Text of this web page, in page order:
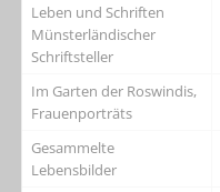
Leben und Schriften
Münsterländischer
Schriftsteller
Im Garten der Roswindis,
Frauenporträts
Gesammelte
Lebensbilder